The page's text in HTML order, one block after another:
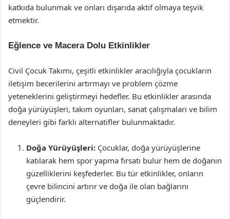
katkıda bulunmak ve onları dışarıda aktif olmaya teşvik
etmektir.
Eğlence ve Macera Dolu Etkinlikler
Civil Çocuk Takımı, çeşitli etkinlikler aracılığıyla çocukların
iletişim becerilerini artırmayı ve problem çözme
yeteneklerini geliştirmeyi hedefler. Bu etkinlikler arasında
doğa yürüyüşleri, takım oyunları, sanat çalışmaları ve bilim
deneyleri gibi farklı alternatifler bulunmaktadır.
Doğa Yürüyüşleri: Çocuklar, doğa yürüyüşlerine
katılarak hem spor yapma fırsatı bulur hem de doğanın
güzelliklerini keşfederler. Bu tür etkinlikler, onların
çevre bilincini artırır ve doğa ile olan bağlarını
güçlendirir.